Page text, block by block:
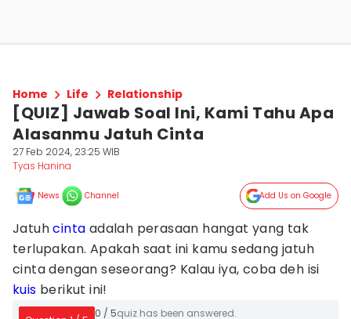
Home Life Relationship
[QUIZ] Jawab Soal Ini, Kami Tahu Apa
Alasanmu Jatuh Cinta
27 Feb 2024, 23:25 WIB
Tyas Hanina
News Channel Add Us on Google
Jatuhcinta adalah perasaan hangat yang tak
terlupakan. Apakah saat ini kamu sedang jatuh
cinta dengan seseorang? Kalau iya, coba deh isi
kuis berikut ini!
0 / 5quiz has been answered.